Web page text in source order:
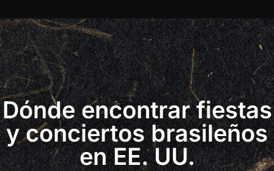
Dónde encontrar fiestas
y conciertos brasileños
en EE. UU.